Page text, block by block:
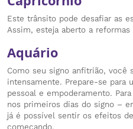
Este trânsito pode desafiar as
Assim, esteja aberto a reformas
Aquário
Como seu signo anfitrião, você
intensamente. Prepare-se para
pessoal e empoderamento.
nos primeiros dias do signo –
já é possível sentir os efeitos